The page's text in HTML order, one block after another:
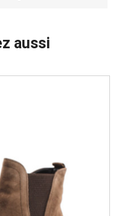
aussi